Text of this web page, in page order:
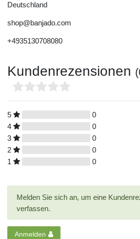
Deutschland
shop@banjado.com
+4935130708080
Kundenrezensionen
5
0
4
0
3
0
2
0
1
0
Melden Sie sich an, um eine
verfassen.
Anmelden